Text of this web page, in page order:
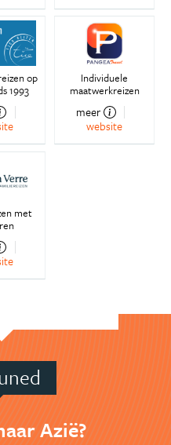
op
1993
Individuele
maatwerkreizen
meer
website
met
Azië?